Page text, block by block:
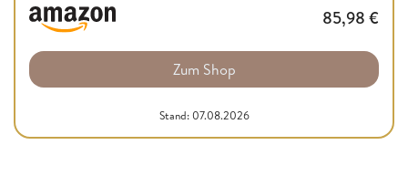
85,98 €
Zum Shop
Stand: 07.08.2026